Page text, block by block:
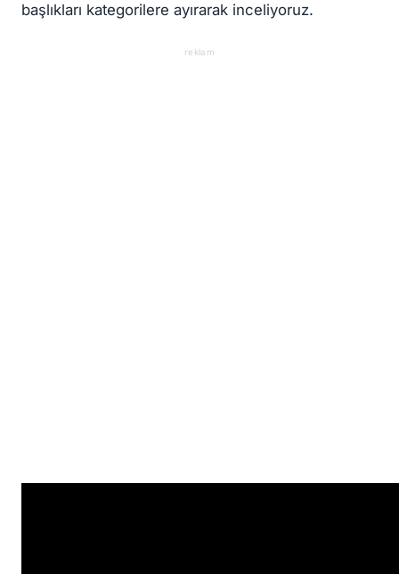
başlıkları kategorilere ayırarak inceliyoruz.
reklam